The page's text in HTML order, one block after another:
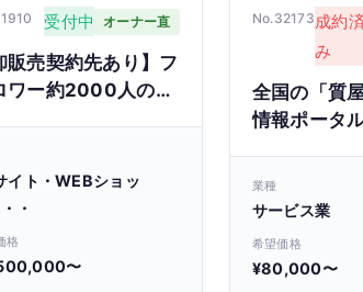
受付中 オーナー直
販売契約先あり】フ
ワー約2000人のト
譲渡
イト・WEBショッ
・
格
〜
No.32173成約済
み
全国の「質
情報ポータ
業種
サービス業
希望価格
¥80,000〜